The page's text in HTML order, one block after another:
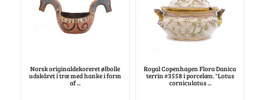
Norsk originaldekoreret ølbolle
udskåret i træ med hanke i form
af ...
Royal Copenhagen Flora Danica
terrin #3558 i porcelæn. "Lotus
corniculatus ...